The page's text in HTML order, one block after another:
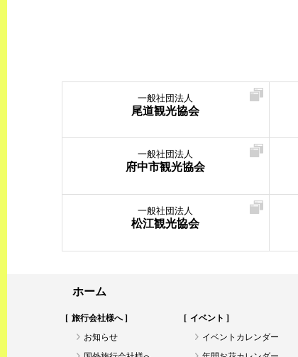
一般社団法人
尾道観光協会
一般社団法人
府中市観光協会
一般社団法人
松江観光協会
ホーム
旅行会社様へ
お知らせ
イベント
イベントカレンダー